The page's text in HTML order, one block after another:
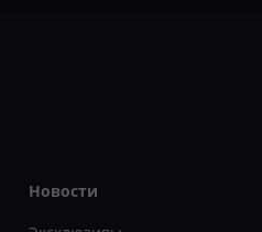
Новости